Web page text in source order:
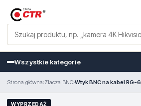
Wszystkie kategorie
Strona główna›Zlacza BNC›Wtyk BNC na kabel RG-6
WYPRZEDAŻ